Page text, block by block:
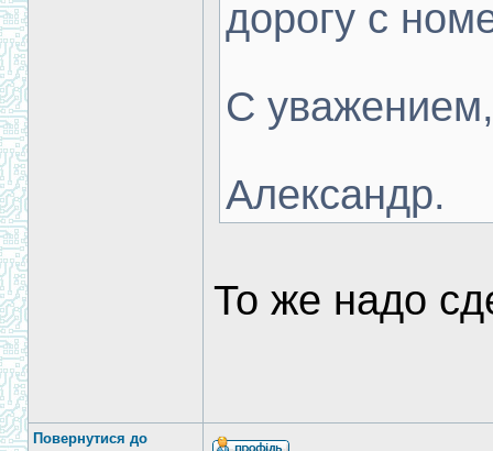
дорогу с
С уважением,
Александр.
То же надо
Повернутися до